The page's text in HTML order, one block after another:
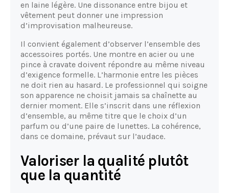
en laine légère. Une dissonance entre bijou et
vêtement peut donner une impression
d’improvisation malheureuse.
Il convient également d’observer l’ensemble des
accessoires portés. Une montre en acier ou une
pince à cravate doivent répondre au même niveau
d’exigence formelle. L’harmonie entre les pièces
ne doit rien au hasard. Le professionnel qui soigne
son apparence ne choisit jamais sa chaînette au
dernier moment. Elle s’inscrit dans une réflexion
d’ensemble, au même titre que le choix d’un
parfum ou d’une paire de lunettes. La cohérence,
dans ce domaine, prévaut sur l’audace.
Valoriser la qualité plutôt
que la quantité